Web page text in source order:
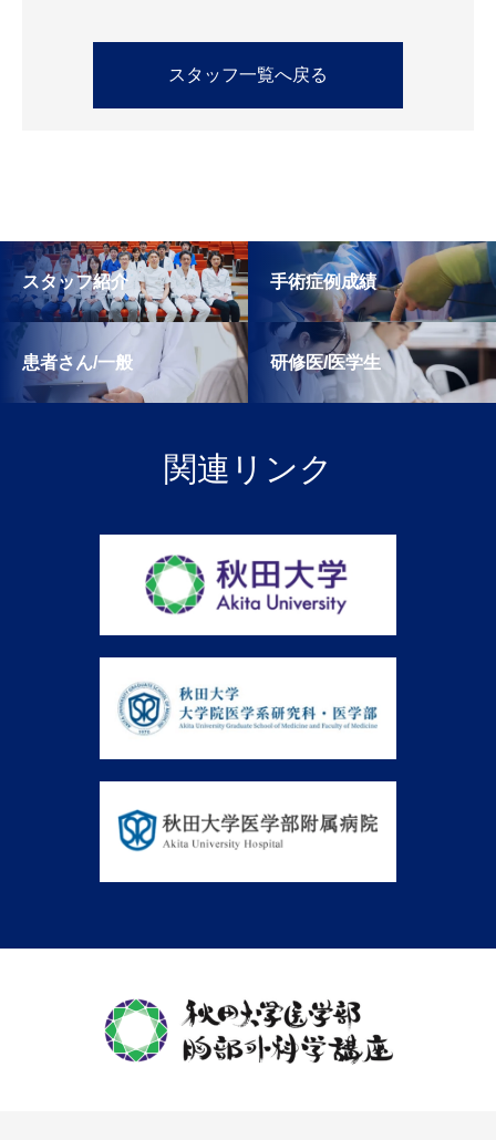
スタッフ一覧へ戻る
スタッフ紹介 手術症例成績
患者さん/一般 研修医/医学生
関連リンク